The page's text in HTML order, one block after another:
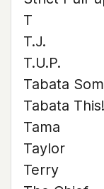
T
T.J.
T.U.P.
Tabata
Tabata This!
Tama
Taylor
Terry